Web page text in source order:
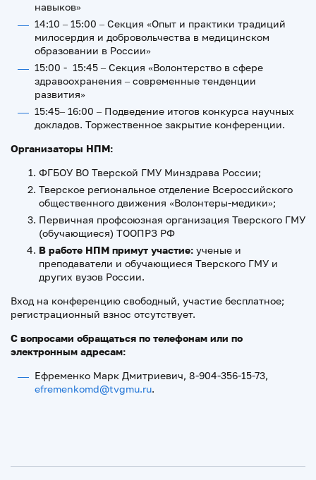
навыков»
14:10 – 15:00 – Секция «Опыт и практики традиций
милосердия и добровольчества в медицинском
образовании в России»
15:00 - 15:45 – Секция «Волонтерство в сфере
здравоохранения – современные тенденции
развития»
15:45– 16:00 – Подведение итогов конкурса научных
докладов. Торжественное закрытие конференции.
Организаторы НПМ:
ФГБОУ ВО Тверской ГМУ Минздрава России;
Тверское региональное отделение Всероссийского
общественного движения «Волонтеры-медики»;
Первичная профсоюзная организация Тверского ГМУ
(обучающиеся) ТООПРЗ РФ
В работе НПМ примут участие: ученые и
преподаватели и обучающиеся Тверского ГМУ и
других вузов России.
Вход на конференцию свободный, участие бесплатное;
регистрационный взнос отсутствует.
С вопросами обращаться по телефонам или по
электронным адресам:
Ефременко Марк Дмитриевич, 8-904-356-15-73,
efremenkomd@tvgmu.ru.